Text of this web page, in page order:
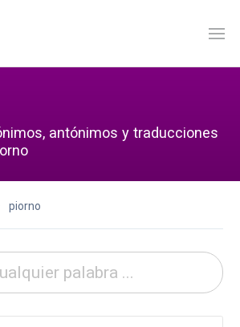
antónimos y traducciones
piorno